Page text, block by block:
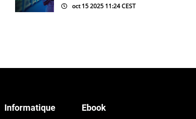
oct 15 2025 11:24 CEST
Informatique Ebook